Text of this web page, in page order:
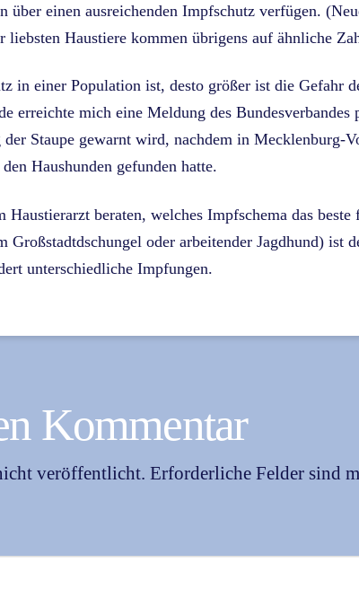
über einen ausreichenden Impfschutz verfügen.
liebsten Haustiere kommen übrigens auf ähnliche
in einer Population ist, desto größer ist die Gefahr
erreichte mich eine Meldung des
Staupe gewarnt wird, nachdem in Mecklenburg-
Haushunden gefunden hatte.
Haustierarzt beraten, welches Impfschema das
oder arbeitender Jagdhund) ist
unterschiedliche Impfungen.
Kommentar
veröffentlicht. Erforderliche Felder sind